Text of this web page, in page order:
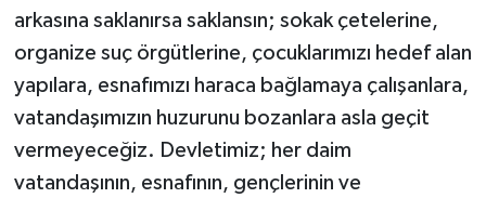
arkasına saklanırsa saklansın; sokak çetelerine,
organize suç örgütlerine, çocuklarımızı hedef alan
yapılara, esnafımızı haraca bağlamaya çalışanlara,
vatandaşımızın huzurunu bozanlara asla geçit
vermeyeceğiz. Devletimiz; her daim
vatandaşının, esnafının, gençlerinin ve